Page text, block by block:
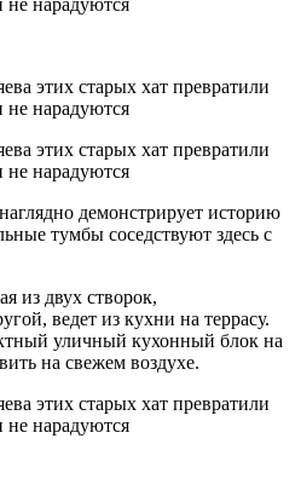
демонстрирует историю
тумбы соседствуют здесь с
из двух створок,
ведет из кухни на террасу.
уличный кухонный блок на
на свежем воздухе.